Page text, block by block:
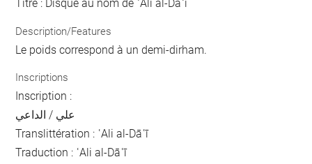
Titre : Disque au nom de ʿAli al-Dāʿī
Description/Features
Le poids correspond à un demi-dirham.
Inscriptions
Inscription :
علي / الداعي
Translittération : ʿAli al-Dāʿī
Traduction : ʿAli al-Dāʿī